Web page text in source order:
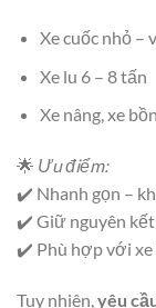
Xe cuốc nhỏ –
Xe lu 6 – 8 tấn
Xe nâng, xe
🌟 Ưu điểm:
✔️ Nhanh gọn –
✔️ Giữ nguyên
✔️ Phù hợp với xe
Tuy nhiên,yêu